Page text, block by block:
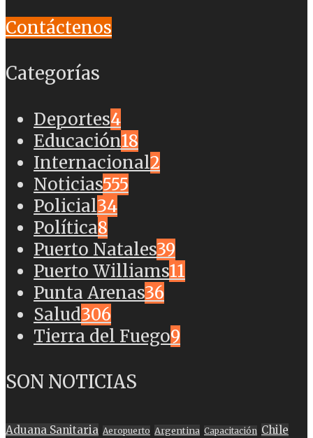
Contáctenos
Categorías
Deportes4
Educación18
Internacional2
Noticias555
Policial34
Política8
Puerto Natales39
Puerto Williams11
Punta Arenas36
Salud306
Tierra del Fuego9
SON NOTICIAS
Aduana Sanitaria Aeropuerto Argentina Capacitación Chile